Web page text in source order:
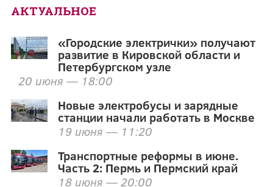
АКТУАЛЬНОЕ
«Городские электрички» получают
развитие в Кировской области и
Петербургском узле
20 июня — 18:00
Новые электробусы и зарядные
станции начали работать в Москве
19 июня — 11:20
Транспортные реформы в июне.
Часть 2: Пермь и Пермский край
18 июня — 20:00